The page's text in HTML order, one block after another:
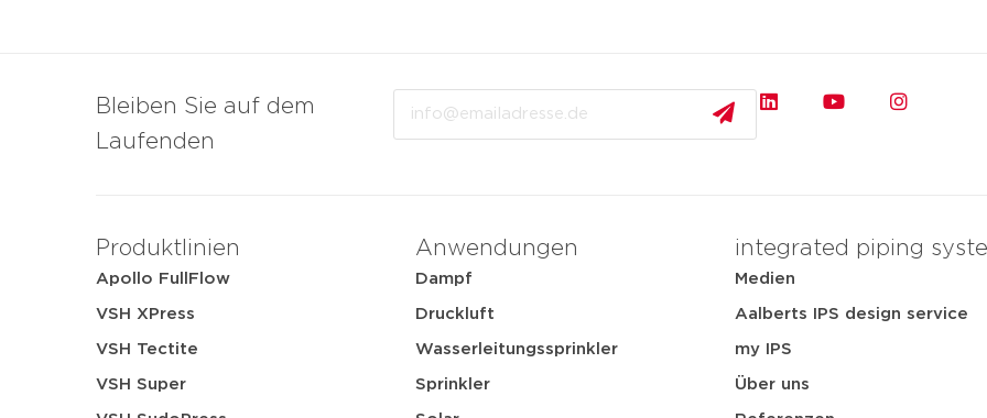
Bleiben Sie auf dem
Laufenden
Produktlinien
Apollo FullFlow
VSH XPress
VSH Tectite
VSH Super
Anwendungen
Dampf
Druckluft
Wasserleitungssprinkler
Sprinkler
integrated piping
Medien
Aalberts IPS design service
my IPS
Über uns